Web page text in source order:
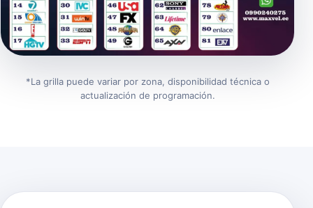
*La grilla puede variar por zona, disponibilidad técnica o
actualización de programación.